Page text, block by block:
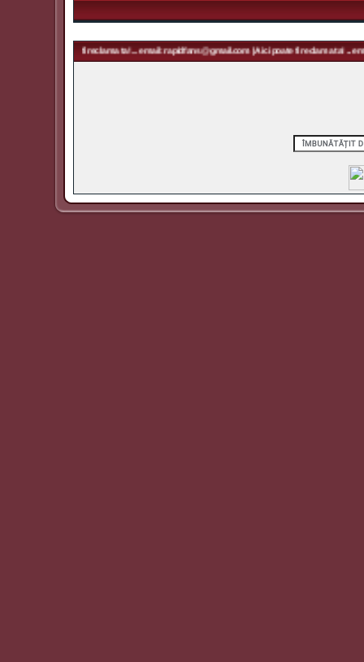
fi reclama ta! ... email: rapidfans@gmail.com | Aici poate fi reclama ta! ... email: